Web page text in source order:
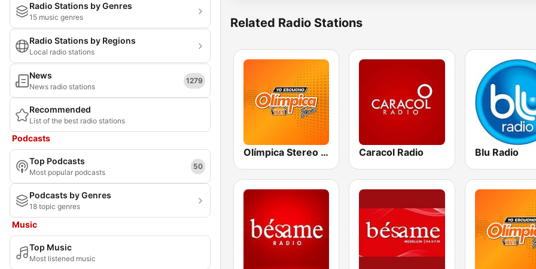
Radio Stations by Genres
15 music genres
Radio Stations by Regions
Local radio stations
News
News radio stations
1279
Recommended
List of the best radio stations
Podcasts
Top Podcasts
Most popular podcasts
50
Podcasts by Genres
18 topic genres
Music
Top Music
Most listened music
Related Radio Stations
Olímpica Stereo - Medellín 104.9 FM Caracol Radio Blu Radio